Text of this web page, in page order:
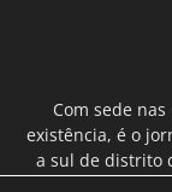
Com sede
existência, é o
a sul de distrito